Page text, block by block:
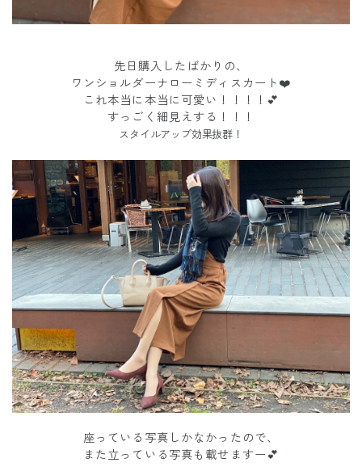
先日購入したばかりの、
ワンショルダーナローミディスカート❤️
これ本当に本当に可愛い！！！！💕
すっごく細見えする！！！
スタイルアップ効果抜群！
座っている写真しかなかったので、
また立っている写真も載せますー💕